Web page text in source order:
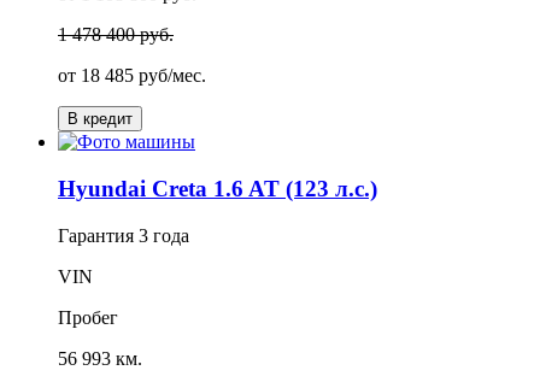
1 478 400 руб.
от 18 485 руб/мес.
В кредит
Hyundai Creta 1.6 AT (123 л.с.)
Гарантия 3 года
VIN
Пробег
56 993 км.